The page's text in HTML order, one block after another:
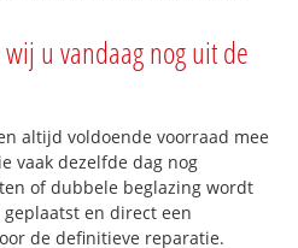
u vandaag nog uit de
altijd voldoende voorraad mee
vaak dezelfde dag nog
of dubbele beglazing wordt
en direct een
de definitieve reparatie.